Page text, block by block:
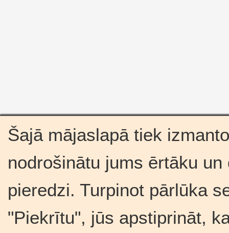
Šajā mājaslapā tiek
nodrošinātu jums ērtāku
pieredzi. Turpinot pārlūka
"Piekrītu", jūs apstiprināt,